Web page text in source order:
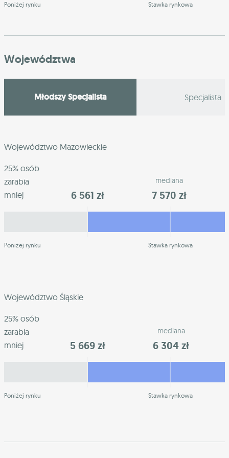
Poniżej rynku Stawka rynkowa
Województwa
Młodszy Specjalista Specjalista
Województwo Mazowieckie
25% osób
zarabia
mniej
6 561 zł
mediana
7 570 zł
Poniżej rynku Stawka rynkowa
Województwo Śląskie
25% osób
zarabia
mniej
5 669 zł
mediana
6 304 zł
Poniżej rynku Stawka rynkowa